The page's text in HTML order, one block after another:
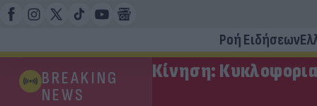
Ροή Ειδήσεων
BREAKING
NEWS
Κίνηση: